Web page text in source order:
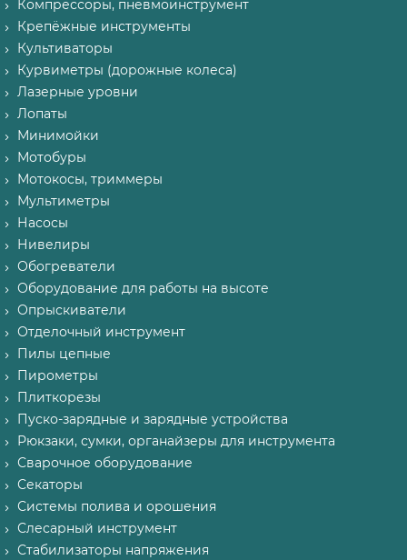
Компрессоры, пневмоинструмент
Крепёжные инструменты
Культиваторы
Курвиметры (дорожные колеса)
Лазерные уровни
Лопаты
Минимойки
Мотобуры
Мотокосы, триммеры
Мультиметры
Насосы
Нивелиры
Обогреватели
Оборудование для работы на высоте
Опрыскиватели
Отделочный инструмент
Пилы цепные
Пирометры
Плиткорезы
Пуско-зарядные и зарядные устройства
Рюкзаки, сумки, органайзеры для инструмента
Сварочное оборудование
Секаторы
Системы полива и орошения
Слесарный инструмент
Стабилизаторы напряжения